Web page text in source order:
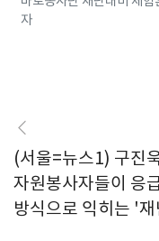
자
(서울=뉴스1) 구진
자원봉사자들이 응
방식으로 익히는 '